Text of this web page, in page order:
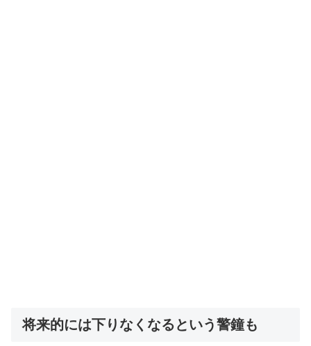
将来的には下りなくなるという警鐘も